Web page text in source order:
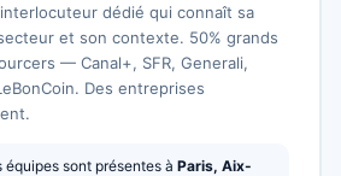
dédié qui connaît sa
et son contexte. 50% grands
— Canal+, SFR, Generali,
Des entreprises
équipes sont présentes à Paris, Aix-